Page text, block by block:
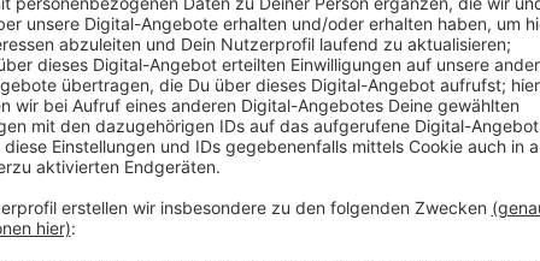
230 Millionen Leute wurden befördert, fünf
Abonnenten haben zu diesem Rekord geführt. Das
wurden jeweils rund zwei Millionen Mal öfter
Rheinbahn ein weiteres Fahrgast-Wachstum.
Aufwärtstrend fortsetzen und dafür den Takt auf
Geisel als Chef des Rheinbahn-Aufsichtsrates